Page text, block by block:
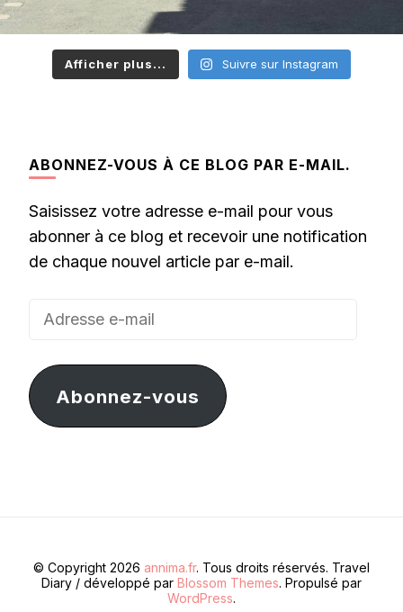
Afficher plus... Suivre sur Instagram
ABONNEZ-VOUS À CE BLOG PAR E-MAIL.
Saisissez votre adresse e-mail pour vous
abonner à ce blog et recevoir une notification
de chaque nouvel article par e-mail.
Adresse
mail
Abonnez-vous
© Copyright 2026 annima.fr. Tous droits réservés. Travel
Diary / développé par Blossom Themes. Propulsé par
WordPress.